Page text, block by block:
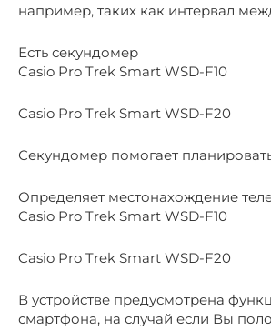
например, таких как интервал
Есть секундомер
Casio Pro Trek Smart WSD-F10
Casio Pro Trek Smart WSD-F20
Секундомер помогает
Определяет местонахождение
Casio Pro Trek Smart WSD-F10
Casio Pro Trek Smart WSD-F20
В устройстве предусмотрена
смартфона, на случай если Вы